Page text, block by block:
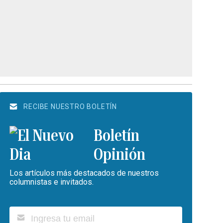
RECIBE NUESTRO BOLETÍN
Boletín
Opinión
Los artículos más destacados de nuestros
columnistas e invitados.